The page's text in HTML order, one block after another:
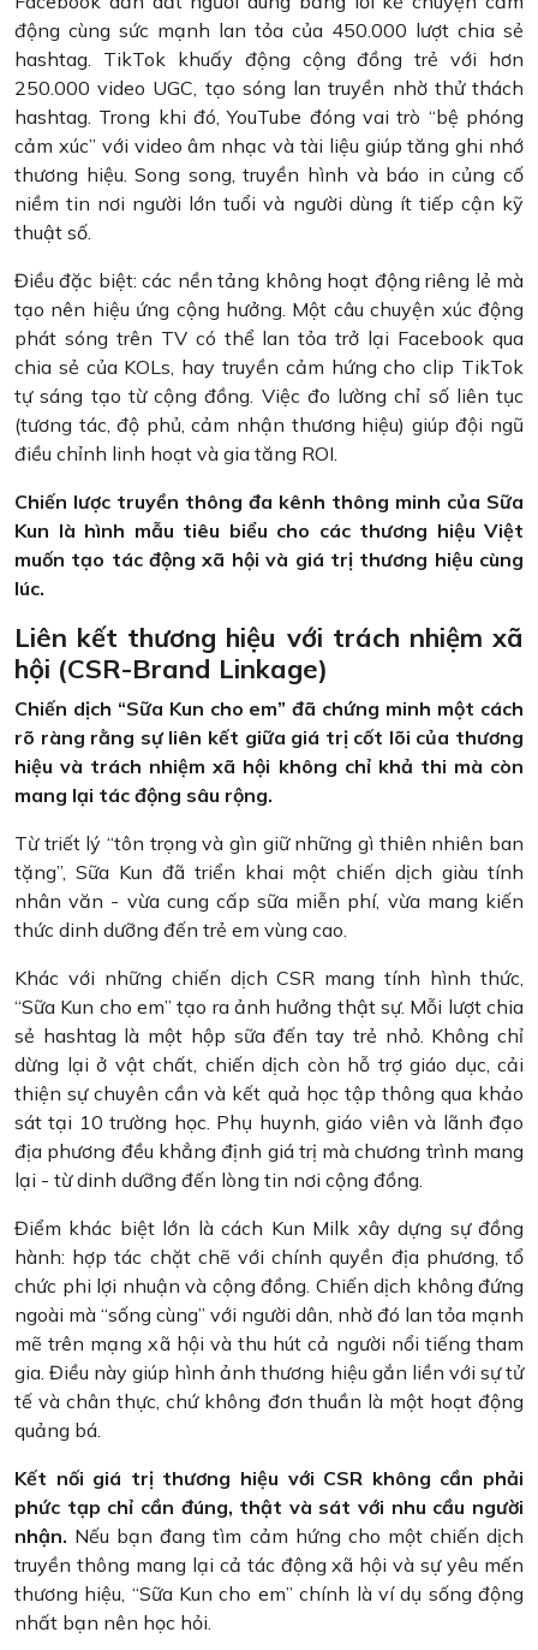
động cùng sức mạnh lan tỏa của 450.000 lượt chia sẻ
hashtag. TikTok khuấy động cộng đồng trẻ với hơn
250.000 video UGC, tạo sóng lan truyền nhờ thử thách
hashtag. Trong khi đó, YouTube đóng vai trò “bệ phóng
cảm xúc” với video âm nhạc và tài liệu giúp tăng ghi nhớ
thương hiệu. Song song, truyền hình và báo in củng cố
niềm tin nơi người lớn tuổi và người dùng ít tiếp cận kỹ
thuật số.
Điều đặc biệt: các nền tảng không hoạt động riêng lẻ mà
tạo nên hiệu ứng cộng hưởng. Một câu chuyện xúc động
phát sóng trên TV có thể lan tỏa trở lại Facebook qua
chia sẻ của KOLs, hay truyền cảm hứng cho clip TikTok
tự sáng tạo từ cộng đồng. Việc đo lường chỉ số liên tục
(tương tác, độ phủ, cảm nhận thương hiệu) giúp đội ngũ
điều chỉnh linh hoạt và gia tăng ROI.
Chiến lược truyền thông đa kênh thông minh của Sữa
Kun là hình mẫu tiêu biểu cho các thương hiệu Việt
muốn tạo tác động xã hội và giá trị thương hiệu cùng
lúc.
Liên kết thương hiệu với trách nhiệm xã
hội (CSR-Brand Linkage)
Chiến dịch “Sữa Kun cho em” đã chứng minh một cách
rõ ràng rằng sự liên kết giữa giá trị cốt lõi của thương
hiệu và trách nhiệm xã hội không chỉ khả thi mà còn
mang lại tác động sâu rộng.
Từ triết lý “tôn trọng và gìn giữ những gì thiên nhiên ban
tặng”, Sữa Kun đã triển khai một chiến dịch giàu tính
nhân văn - vừa cung cấp sữa miễn phí, vừa mang kiến
thức dinh dưỡng đến trẻ em vùng cao.
Khác với những chiến dịch CSR mang tính hình thức,
“Sữa Kun cho em” tạo ra ảnh hưởng thật sự. Mỗi lượt chia
sẻ hashtag là một hộp sữa đến tay trẻ nhỏ. Không chỉ
dừng lại ở vật chất, chiến dịch còn hỗ trợ giáo dục, cải
thiện sự chuyên cần và kết quả học tập thông qua khảo
sát tại 10 trường học. Phụ huynh, giáo viên và lãnh đạo
địa phương đều khẳng định giá trị mà chương trình mang
lại - từ dinh dưỡng đến lòng tin nơi cộng đồng.
Điểm khác biệt lớn là cách Kun Milk xây dựng sự đồng
hành: hợp tác chặt chẽ với chính quyền địa phương, tổ
chức phi lợi nhuận và cộng đồng. Chiến dịch không đứng
ngoài mà “sống cùng” với người dân, nhờ đó lan tỏa mạnh
mẽ trên mạng xã hội và thu hút cả người nổi tiếng tham
gia. Điều này giúp hình ảnh thương hiệu gắn liền với sự tử
tế và chân thực, chứ không đơn thuần là một hoạt động
quảng bá.
Kết nối giá trị thương hiệu với CSR không cần phải
phức tạp chỉ cần đúng, thật và sát với nhu cầu người
nhận. Nếu bạn đang tìm cảm hứng cho một chiến dịch
truyền thông mang lại cả tác động xã hội và sự yêu mến
thương hiệu, “Sữa Kun cho em” chính là ví dụ sống động
nhất bạn nên học hỏi.